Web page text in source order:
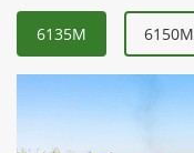
6135M 6150M